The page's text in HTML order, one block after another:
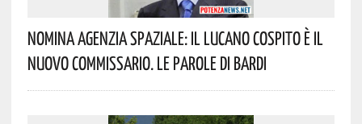
Nomina Agenzia Spaziale: Il Lucano Cospito È Il
Nuovo Commissario. Le Parole Di Bardi